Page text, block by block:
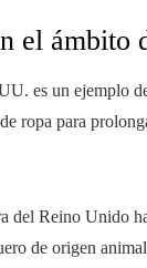
el ámbito
es un ejemplo
ropa para
del Reino Unido
de origen